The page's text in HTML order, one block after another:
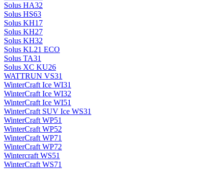
Solus HA32
Solus HS63
Solus KH17
Solus KH27
Solus KH32
Solus KL21 ECO
Solus TA31
Solus XC KU26
WATTRUN VS31
WinterCraft Ice WI31
WinterCraft Ice WI32
WinterCraft Ice WI51
WinterCraft SUV Ice WS31
WinterCraft WP51
WinterCraft WP52
WinterCraft WP71
WinterCraft WP72
Wintercraft WS51
WinterCraft WS71